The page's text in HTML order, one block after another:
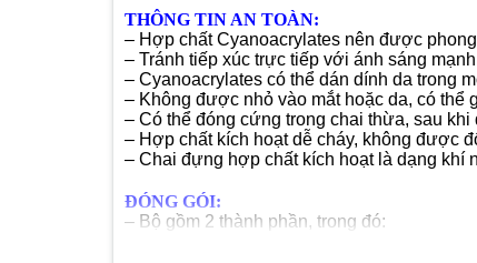
THÔNG TIN AN TOÀN:
– Hợp chất Cyanoacrylates nên được
– Tránh tiếp xúc trực tiếp với ánh sáng
– Cyanoacrylates có thể dán dính da trong
– Không được nhỏ vào mắt hoặc da, có thể
– Có thể đóng cứng trong chai thừa, sau khi
– Hợp chất kích hoạt dễ cháy, không được
– Chai đựng hợp chất kích hoạt là dạng khí
ĐÓNG GÓI:
– Bộ gồm 2 thành phần, trong đó: